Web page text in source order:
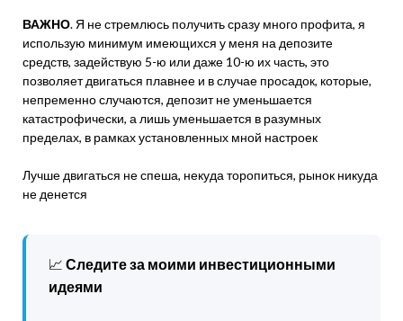
ВАЖНО. Я не стремлюсь получить сразу много профита, я
использую минимум имеющихся у меня на депозите
средств, задействую 5-ю или даже 10-ю их часть, это
позволяет двигаться плавнее и в случае просадок, которые,
непременно случаются, депозит не уменьшается
катастрофически, а лишь уменьшается в разумных
пределах, в рамках установленных мной настроек
Лучше двигаться не спеша, некуда торопиться, рынок никуда
не денется
📈 Следите за моими инвестиционными
идеями